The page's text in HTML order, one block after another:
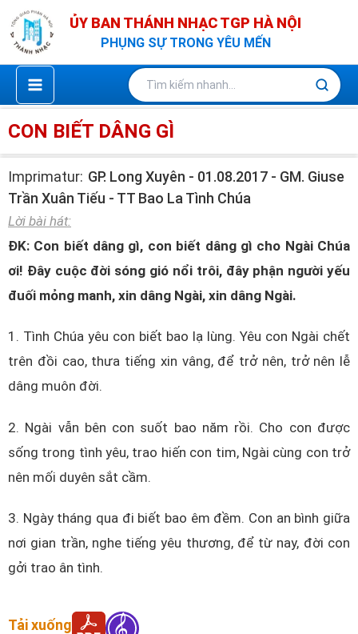
Nhảy
tới
nội
dung
ỦY BAN THÁNH NHẠC TGP HÀ NỘI
PHỤNG SỰ TRONG YÊU MẾN
CON BIẾT DÂNG GÌ
Imprimatur: GP. Long Xuyên - 01.08.2017 - GM. Giuse
Trần Xuân Tiếu - TT Bao La Tình Chúa
Lời bài hát:
ĐK: Con biết dâng gì, con biết dâng gì cho Ngài Chúa
ơi! Đây cuộc đời sóng gió nổi trôi, đây phận người yếu
đuối mỏng manh, xin dâng Ngài, xin dâng Ngài.
1. Tình Chúa yêu con biết bao lạ lùng. Yêu con Ngài chết
trên đồi cao, thưa tiếng xin vâng, để trở nên, trở nên lễ
dâng muôn đời.
2. Ngài vẫn bên con suốt bao năm rồi. Cho con được
sống trong tình yêu, trao hiến con tim, Ngài cùng con trở
nên mối duyên sắt cầm.
3. Ngày tháng qua đi biết bao êm đềm. Con an bình giữa
nơi gian trần, nghe tiếng yêu thương, để từ nay, đời con
gởi trao ân tình.
Tải xuống